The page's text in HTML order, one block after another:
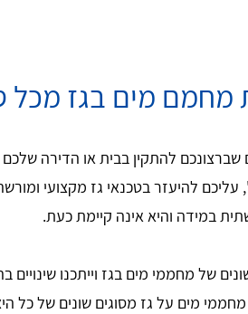
מחמם מים בגז מכל
להתקין בבית או הדירה
עליכם להיעזר בטכנאי גז מקצועי
במידה והיא אינה קיימת כעת.
של מחממי מים בגז וייתכנו
מחממי מים על גז מסוגים שונים של כל